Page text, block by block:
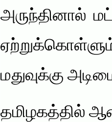
அருந்தினால்
மதுவுக்கு
தமிழகத்தில்